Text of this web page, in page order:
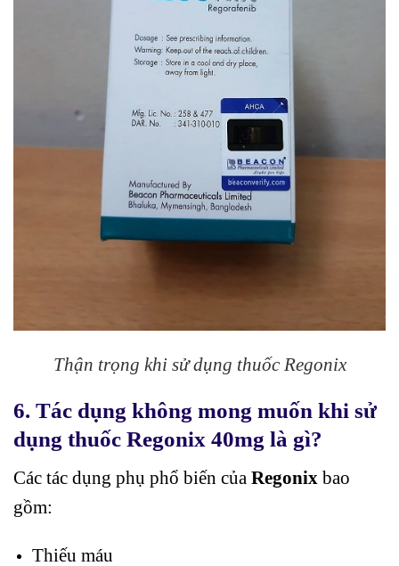
Thận trọng khi sử dụng thuốc Regonix
6. Tác dụng không mong muốn khi sử
dụng thuốc Regonix 40mg là gì?
Các tác dụng phụ phổ biến của Regonix bao
gồm:
Thiếu máu